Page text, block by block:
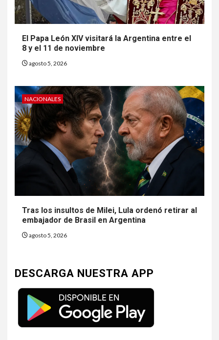
El Papa León XIV visitará la Argentina entre el
8 y el 11 de noviembre
agosto 5, 2026
NACIONALES
Tras los insultos de Milei, Lula ordenó retirar al
embajador de Brasil en Argentina
agosto 5, 2026
DESCARGA NUESTRA APP